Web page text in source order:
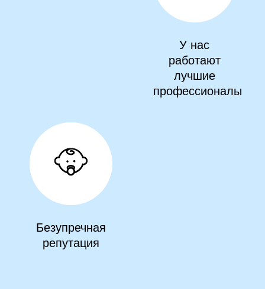
У нас
работают
лучшие
профессионалы
Безупречная
репутация